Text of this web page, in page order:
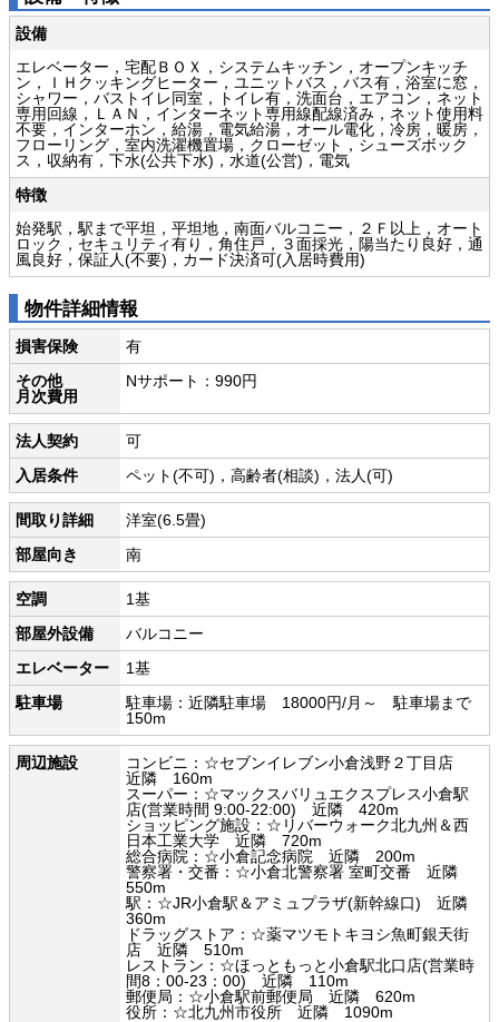
設備
エレベーター，宅配ＢＯＸ，システムキッチン，オープンキッチ
ン，ＩＨクッキングヒーター，ユニットバス，バス有，浴室に窓，
シャワー，バストイレ同室，トイレ有，洗面台，エアコン，ネット
専用回線，ＬＡＮ，インターネット専用線配線済み，ネット使用料
不要，インターホン，給湯，電気給湯，オール電化，冷房，暖房，
フローリング，室内洗濯機置場，クローゼット，シューズボック
ス，収納有，下水(公共下水)，水道(公営)，電気
特徴
始発駅，駅まで平坦，平坦地，南面バルコニー，２Ｆ以上，オート
ロック，セキュリティ有り，角住戸，３面採光，陽当たり良好，通
風良好，保証人(不要)，カード決済可(入居時費用)
物件詳細情報
損害保険
有
その他
月次費用
Nサポート：990円
法人契約
可
入居条件
ペット(不可)，高齢者(相談)，法人(可)
間取り詳細
洋室(6.5畳)
部屋向き
南
空調
1基
部屋外設備
バルコニー
エレベーター
1基
駐車場
駐車場：近隣駐車場 18000円/月～ 駐車場まで
150m
周辺施設
コンビニ：☆セブンイレブン小倉浅野２丁目店
近隣 160m
スーパー：☆マックスバリュエクスプレス小倉駅
店(営業時間 9:00-22:00) 近隣 420m
ショッピング施設：☆リバーウォーク北九州＆西
日本工業大学 近隣 720m
総合病院：☆小倉記念病院 近隣 200m
警察署・交番：☆小倉北警察署 室町交番 近隣
550m
駅：☆JR小倉駅＆アミュプラザ(新幹線口) 近隣
360m
ドラッグストア：☆薬マツモトキヨシ魚町銀天街
店 近隣 510m
レストラン：☆ほっともっと小倉駅北口店(営業時
間8：00-23：00) 近隣 110m
郵便局：☆小倉駅前郵便局 近隣 620m
役所：☆北九州市役所 近隣 1090m